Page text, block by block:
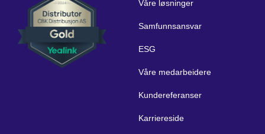
Våre løsninger
Samfunnsansvar
ESG
Våre medarbeidere
Kundereferanser
Karriereside